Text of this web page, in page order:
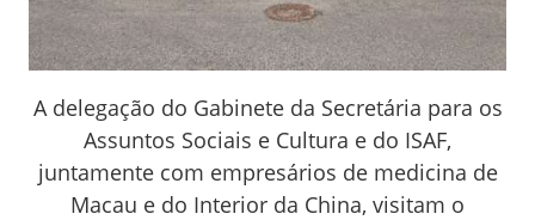
A delegação do Gabinete da Secretária para os
Assuntos Sociais e Cultura e do ISAF,
juntamente com empresários de medicina de
Macau e do Interior da China, visitam o